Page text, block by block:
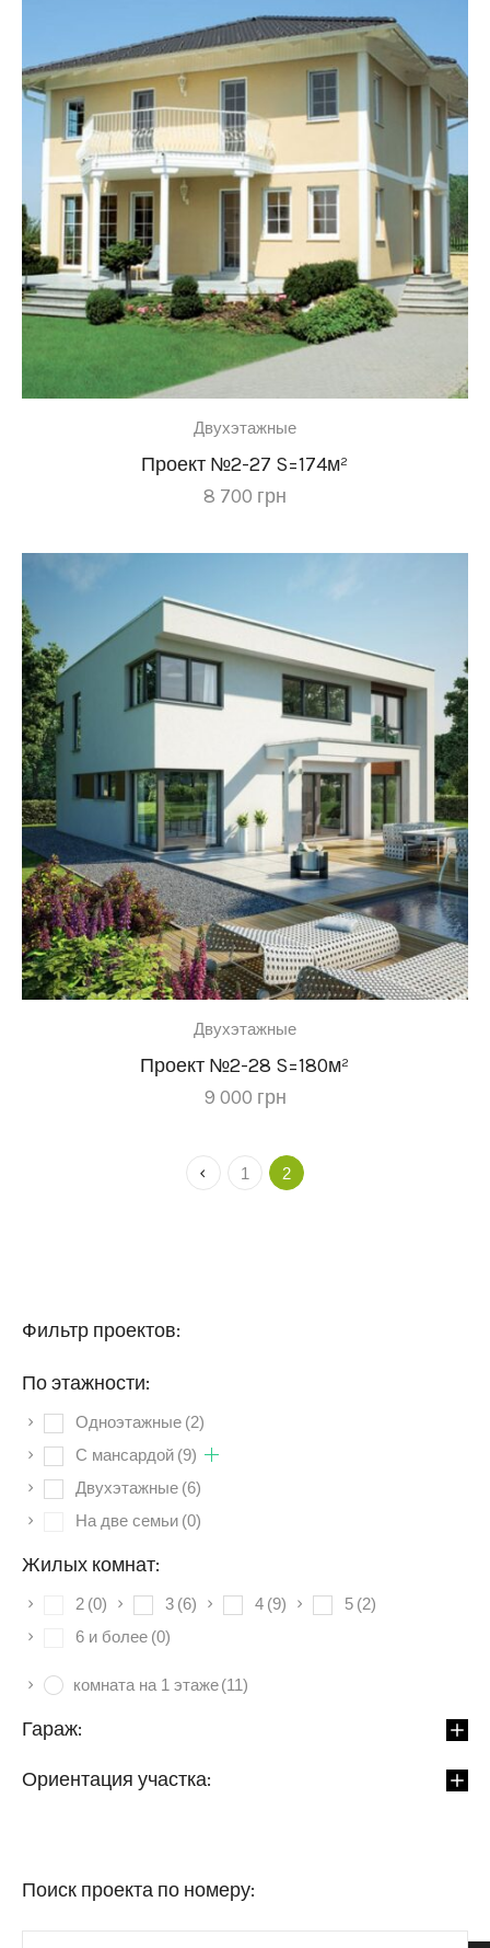
Двухэтажные
Проект №2-27 S=174м²
8 700 грн
Двухэтажные
Проект №2-28 S=180м²
9 000 грн
1 2
Фильтр проектов:
По этажности:
Одноэтажные (2)
C мансардой (9)
Двухэтажные (6)
На две семьи (0)
Жилых комнат:
2 (0) 3 (6) 4 (9) 5 (2)
6 и более (0)
комната на 1 этаже(11)
Гараж:
Ориентация участка:
Поиск проекта по номеру: